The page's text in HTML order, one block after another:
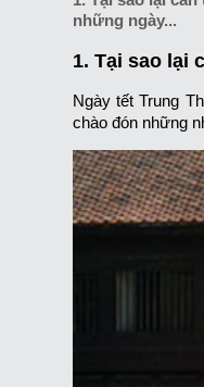
những ngày...
1. Tại sao lại
Ngày tết Trung
chào đón những